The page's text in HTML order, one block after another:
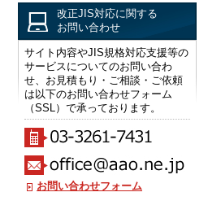
改正JIS対応に関する
お問い合わせ
サイト内容やJIS規格対応支援等の
サービスについてのお問い合わ
せ、お見積もり・ご相談・ご依頼
は以下のお問い合わせフォーム
（SSL）で承っております。
お問い合わせフォーム